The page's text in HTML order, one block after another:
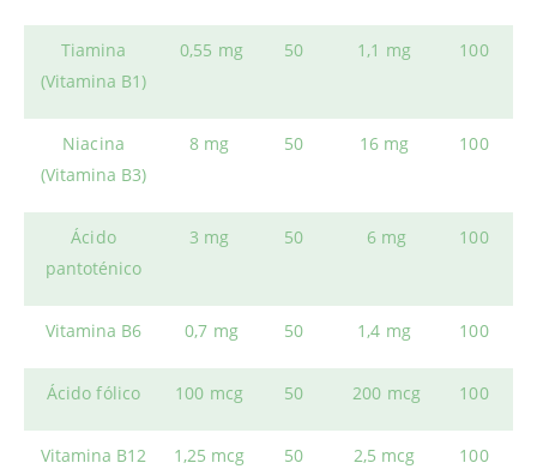
Tiamina
(Vitamina B1)
0,55 mg 50 1,1 mg 100
Niacina
(Vitamina B3)
8 mg 50 16 mg 100
Ácido
pantoténico
3 mg 50 6 mg 100
Vitamina B6 0,7 mg 50 1,4 mg 100
Ácido fólico 100 mcg 50 200 mcg 100
Vitamina B12 1,25 mcg 50 2,5 mcg 100